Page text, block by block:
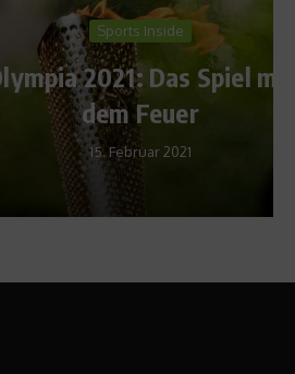
Sports Inside
Das Spiel mit
dem Feuer
15. Februar 2021